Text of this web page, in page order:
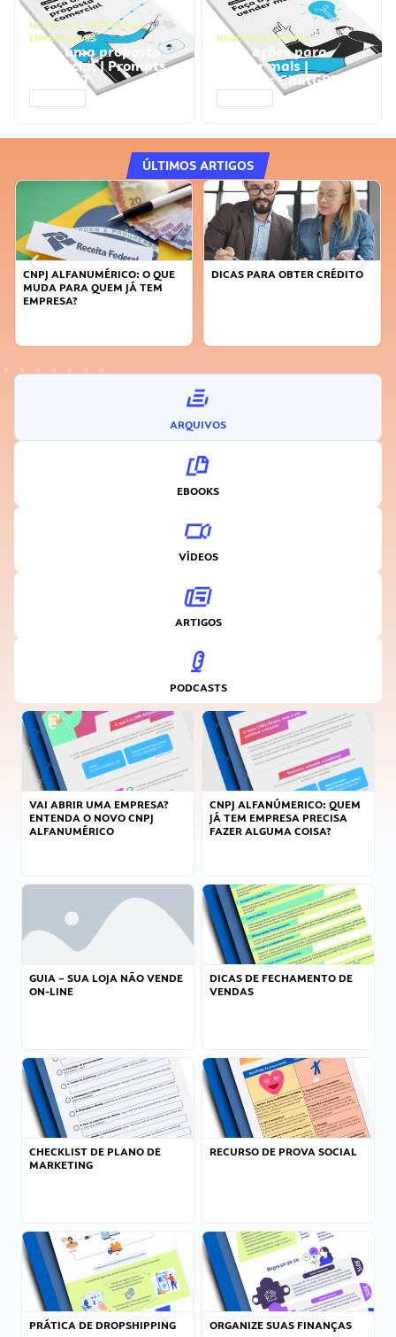
NEGÓCIOS, PROCESSOS
EMPRESARIAIS
Faça uma proposta
comercial | Prompts
ChatGPT
NEGÓCIOS, VENDAS
Faça ações para
vender mais |
Prompts ChatGPT
ÚLTIMOS ARTIGOS
DICAS PARA OBTER CRÉDITO
FAÇA A DIFERENÇA: SEJA
ARQUIVOS
EBOOKS
VÍDEOS
ARTIGOS
PODCASTS
VAI ABRIR UMA EMPRESA?
ENTENDA O NOVO CNPJ
ALFANUMÉRICO
CNPJ ALFANÚMERICO: QUEM
JÁ TEM EMPRESA PRECISA
FAZER ALGUMA COISA?
GUIA – SUA LOJA NÃO VENDE
ON-LINE
DICAS DE FECHAMENTO DE
VENDAS
CHECKLIST DE PLANO DE
MARKETING
RECURSO DE PROVA SOCIAL
PRÁTICA DE DROPSHIPPING ORGANIZE SUAS FINANÇAS